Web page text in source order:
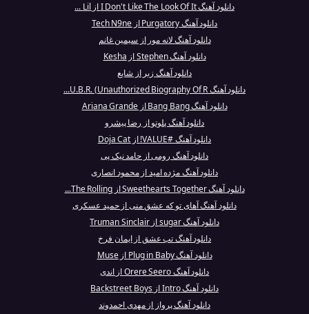
دانلود آهنگ I Don't Like The Look Of It از Lil ...
دانلود آهنگ Purgatory از Tech N9ne
دانلود آهنگ لانه مور از سیمین غانم
دانلود آهنگ Stephen از Kesha
دانلود آهنگ زبر از شایع
دانلود آهنگ U.B.R. (Unauthorized Biography Of R...
دانلود آهنگ Bang Bang از Ariana Grande
دانلود آهنگ پلوتو از رضا پیشرو
دانلود آهنگ #VALUE! از Doja Cat
دانلود آهنگ رومی از حامد نیک پی
دانلود آهنگ مژده امید از محمود انصاری
دانلود آهنگ Sweethearts Together از The Rolling...
دانلود آهنگ آهای تو که عشق منی از حمید عسکری
دانلود آهنگ sugar از Truman Sinclair
دانلود آهنگ تب عشق از ایمان فرخ
دانلود آهنگ Plug in Baby از Muse
دانلود آهنگ Orere Seero از اندی
دانلود آهنگ Intro از Backstreet Boys
دانلود آهنگ پرواز از مهدی احمدوند